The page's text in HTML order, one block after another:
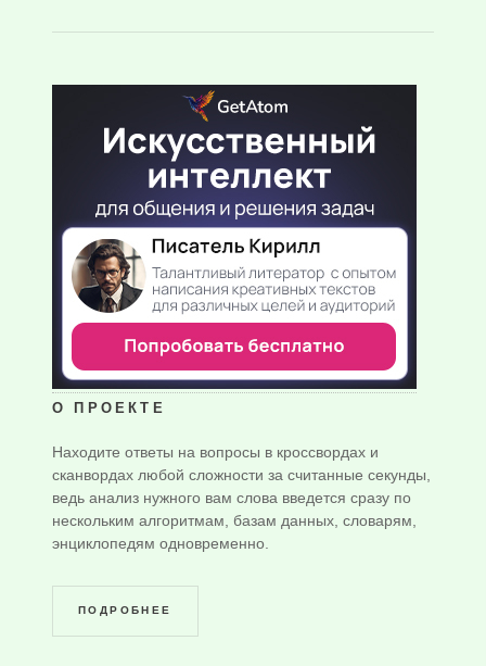
О ПРОЕКТЕ
Находите ответы на вопросы в кроссвордах и
сканвордах любой сложности за считанные секунды,
ведь анализ нужного вам слова введется сразу по
нескольким алгоритмам, базам данных, словарям,
энциклопедям одновременно.
ПОДРОБНЕЕ